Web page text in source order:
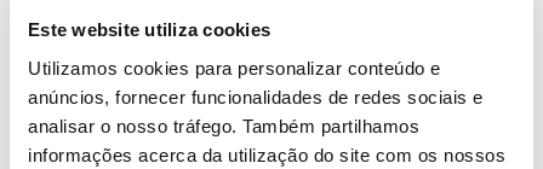
Este website utiliza cookies
Utilizamos cookies para personalizar conteúdo e
anúncios, fornecer funcionalidades de redes sociais e
analisar o nosso tráfego. Também partilhamos
informações acerca da utilização do site com os nossos
também diversos benefícios, entre os quais o
sequestro de carbono. Esta é uma função vital tendo
em conta que, de acordo com dados do Pordata, o
nosso estilo de vida representa, em média e
capita, a libertação de cincotoneladasde dióxido de